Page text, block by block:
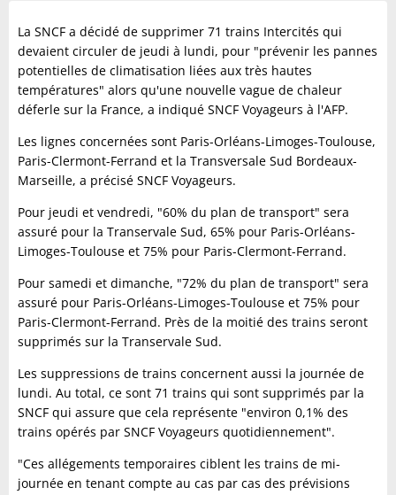
La SNCF a décidé de supprimer 71 trains Intercités qui
devaient circuler de jeudi à lundi, pour "prévenir les pannes
potentielles de climatisation liées aux très hautes
températures" alors qu'une nouvelle vague de chaleur
déferle sur la France, a indiqué SNCF Voyageurs à l'AFP.
Les lignes concernées sont Paris-Orléans-Limoges-Toulouse,
Paris-Clermont-Ferrand et la Transversale Sud Bordeaux-
Marseille, a précisé SNCF Voyageurs.
Pour jeudi et vendredi, "60% du plan de transport" sera
assuré pour la Transervale Sud, 65% pour Paris-Orléans-
Limoges-Toulouse et 75% pour Paris-Clermont-Ferrand.
Pour samedi et dimanche, "72% du plan de transport" sera
assuré pour Paris-Orléans-Limoges-Toulouse et 75% pour
Paris-Clermont-Ferrand. Près de la moitié des trains seront
supprimés sur la Transervale Sud.
Les suppressions de trains concernent aussi la journée de
lundi. Au total, ce sont 71 trains qui sont supprimés par la
SNCF qui assure que cela représente "environ 0,1% des
trains opérés par SNCF Voyageurs quotidiennement".
"Ces allégements temporaires ciblent les trains de mi-
journée en tenant compte au cas par cas des prévisions